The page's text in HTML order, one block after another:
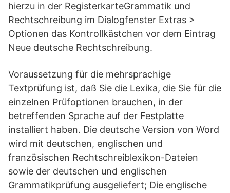
hierzu in der RegisterkarteGrammatik und
Rechtschreibung im Dialogfenster Extras >
Optionen das Kontrollkästchen vor dem Eintrag
Neue deutsche Rechtschreibung.
Voraussetzung für die mehrsprachige
Textprüfung ist, daß Sie die Lexika, die Sie für die
einzelnen Prüfoptionen brauchen, in der
betreffenden Sprache auf der Festplatte
installiert haben. Die deutsche Version von Word
wird mit deutschen, englischen und
französischen Rechtschreiblexikon-Dateien
sowie der deutschen und englischen
Grammatikprüfung ausgeliefert; Die englische